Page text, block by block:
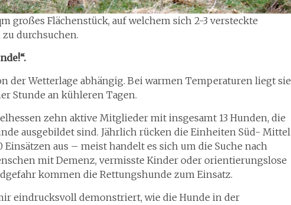
großes Flächenstück, auf welchem sich 2-3 versteckte
durchsuchen.
der Wetterlage abhängig. Bei warmen Temperaturen liegt sie
Stunde an kühleren Tagen.
zehn aktive Mitglieder mit insgesamt 13 Hunden, die
ausgebildet sind. Jährlich rücken die Einheiten Süd- Mittel
Einsätzen aus – meist handelt es sich um die Suche nach
mit Demenz, vermisste Kinder oder orientierungslose
kommen die Rettungshunde zum Einsatz.
eindrucksvoll demonstriert, wie die Hunde in der